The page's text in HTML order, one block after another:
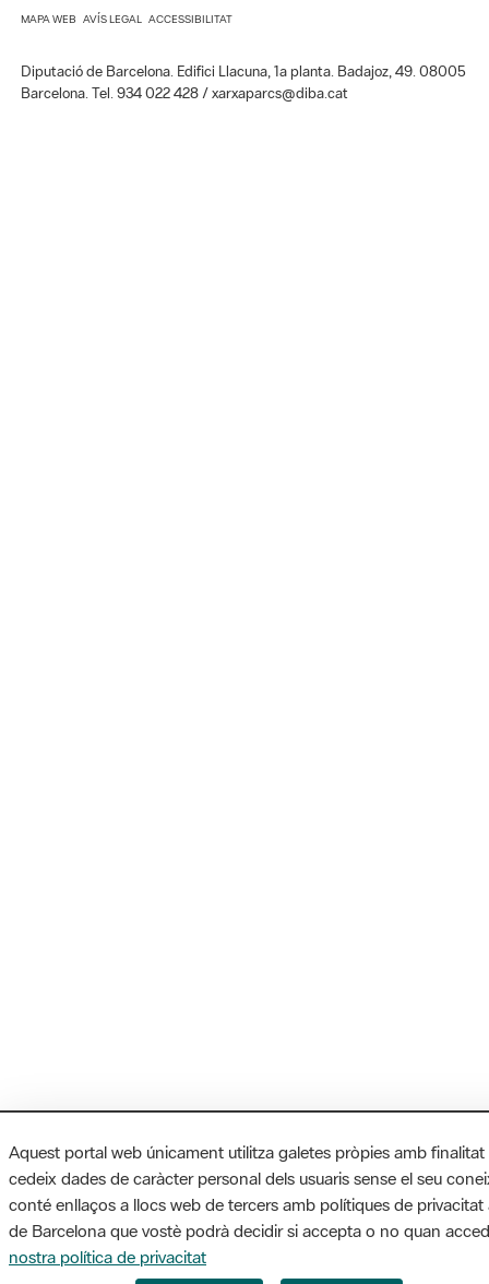
MAPA WEB AVÍS LEGAL ACCESSIBILITAT
Diputació de Barcelona. Edifici Llacuna, 1a planta. Badajoz, 49. 08005
Barcelona. Tel. 934 022 428 / xarxaparcs@diba.cat
Aquest portal web únicament utilitza galetes pròpies amb
cedeix dades de caràcter personal dels usuaris sense el seu
conté enllaços a llocs web de tercers amb polítiques de privacitat
de Barcelona que vostè podrà decidir si accepta o no quan
nostra política de privacitat